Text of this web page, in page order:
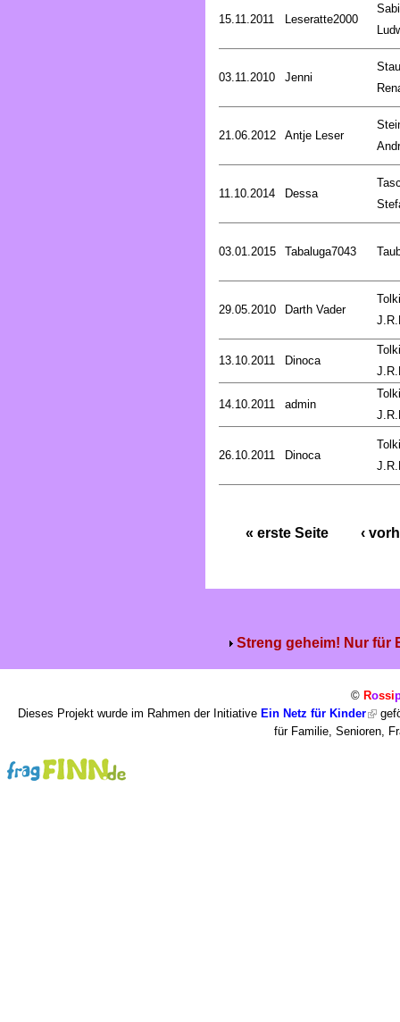
15.11.2011 Leseratte2000
03.11.2010 Jenni
21.06.2012 Antje Leser
11.10.2014 Dessa
03.01.2015 Tabaluga7043
29.05.2010 Darth Vader
13.10.2011 Dinoca
14.10.2011 admin
26.10.2011 Dinoca
« erste Seite ‹
Streng geheim! Nur für
© Rossi
Dieses Projekt wurde im Rahmen der Initiative Ein Netz für Kinder
für Familie, Senioren,